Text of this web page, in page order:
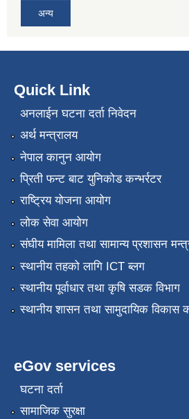
अन्य
Quick Link
अनलाईन घटना दर्ता निवेदन
अर्थ मन्त्रालय
नेपाल कानुन आयोग
प्रिती फन्ट बाट युनिकोड कन्भर्रटर
राष्ट्रिय योजना आयोग
लोक सेवा आयोग
संघीय मामिला तथा सामान्य प्रशासन
स्थानीय तहको लागि ICT ब्लग
स्थानीय पूर्वाधार तथा कृषि सडक विभाग
स्थानीय शासन तथा सामुदायिक विकास
eGov services
घटना दर्ता
सामाजिक सुरक्षा